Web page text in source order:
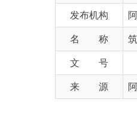
筑牢
文 号
来 源 阿合
今年 6月是第